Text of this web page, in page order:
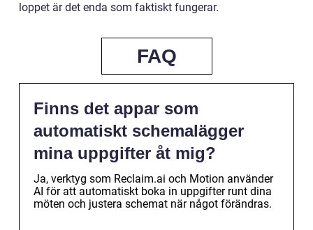
loppet är det enda som faktiskt fungerar.
FAQ
Finns det appar som
automatiskt schemalägger
mina uppgifter åt mig?
Ja, verktyg som Reclaim.ai och Motion använder
AI för att automatiskt boka in uppgifter runt dina
möten och justera schemat när något förändras.